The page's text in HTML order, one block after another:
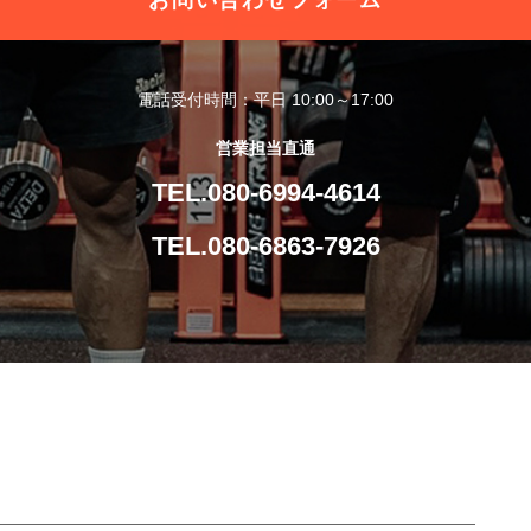
電話受付時間：平日 10:00～17:00
営業担当直通
TEL.080-6994-4614
TEL.080-6863-7926